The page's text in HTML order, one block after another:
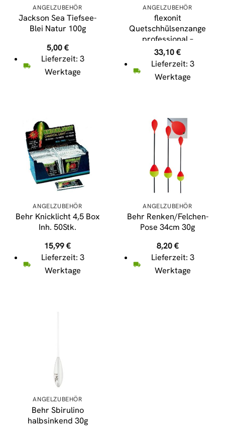
ANGELZUBEHÖR
Jackson Sea Tiefsee-
Blei Natur 100g
5,00€
Lieferzeit: 3
Werktage
ANGELZUBEHÖR
flexonit
Quetschhülsenzange
professional –
Klemmhülsenzange für
Stahlvorfach
33,10€
Lieferzeit: 3
Werktage
ANGELZUBEHÖR
Behr Knicklicht 4,5 Box
Inh. 50Stk.
15,99€
Lieferzeit: 3
Werktage
ANGELZUBEHÖR
Behr Renken/Felchen-
Pose 34cm 30g
8,20€
Lieferzeit: 3
Werktage
ANGELZUBEHÖR
Behr Sbirulino
halbsinkend 30g